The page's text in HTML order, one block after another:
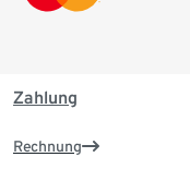
Zahlung
Rechnung